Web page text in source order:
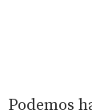
Podemos